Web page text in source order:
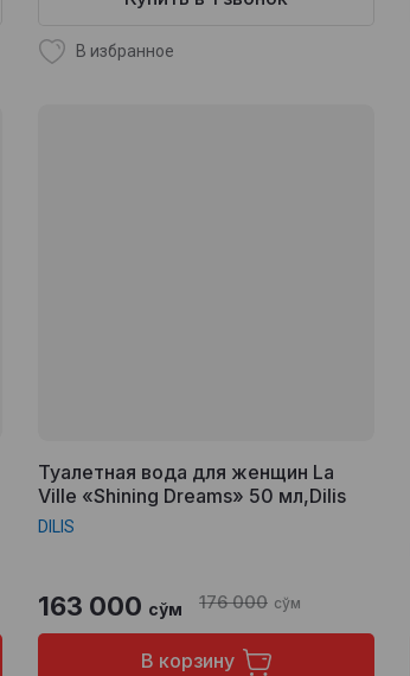
В избранное
Туалетная вода для женщин La
Ville «Shining Dreams» 50 мл,Dilis
DILIS
176 000 сўм
163 000 сўм
В корзину